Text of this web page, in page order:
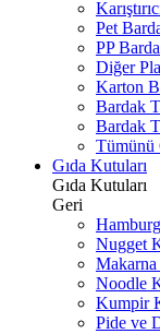
Pet
PP
Diğer
Karton
Bardak
Bardak
Tümünü
Gıda Kutuları
Gıda Kutuları
Geri
Nugget
Makarna
Noodle
Kumpir
Pide ve